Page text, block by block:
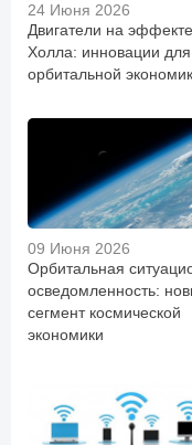
24 Июня 2026
Двигатели на эффекте
Холла: инновации для
орбитальной
09 Июня 2026
Орбитальная
осведомленность:
сегмент космической
экономики